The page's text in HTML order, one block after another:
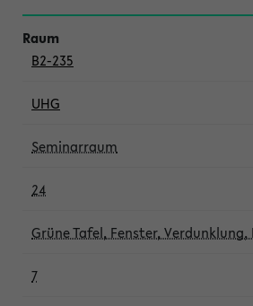
B2-235
UHG
Seminarraum
24
Grüne Tafel, Fenster,
7